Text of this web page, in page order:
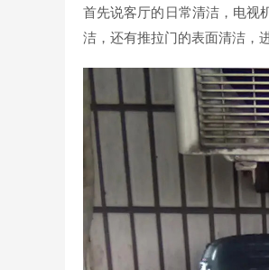
首先说客厅的日常清洁，电视
洁，还有推拉门的表面清洁，